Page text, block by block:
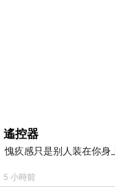
遙控器
愧疚感只是别人装在你身
5 小時前